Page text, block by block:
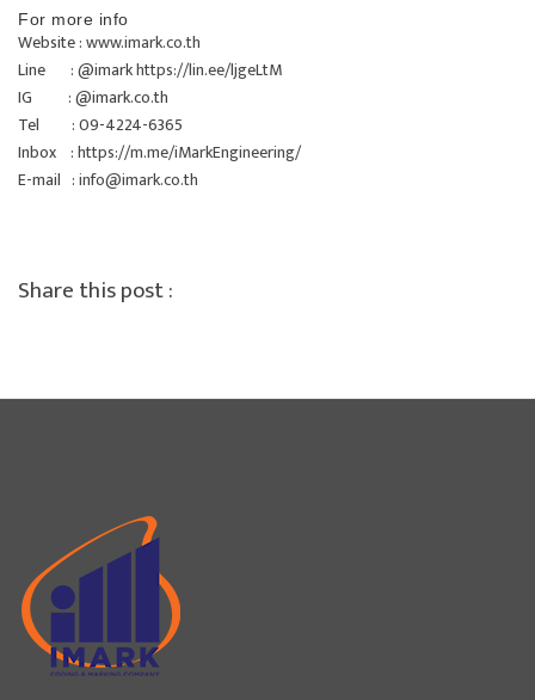
For more info
Website :www.imark.co.th
Line : @imarkhttps://lin.ee/ljgeLtM
IG : @imark.co.th
Tel : 09-4224-6365
Inbox :https://m.me/iMarkEngineering/
E-mail :info@imark.co.th
Share this post :